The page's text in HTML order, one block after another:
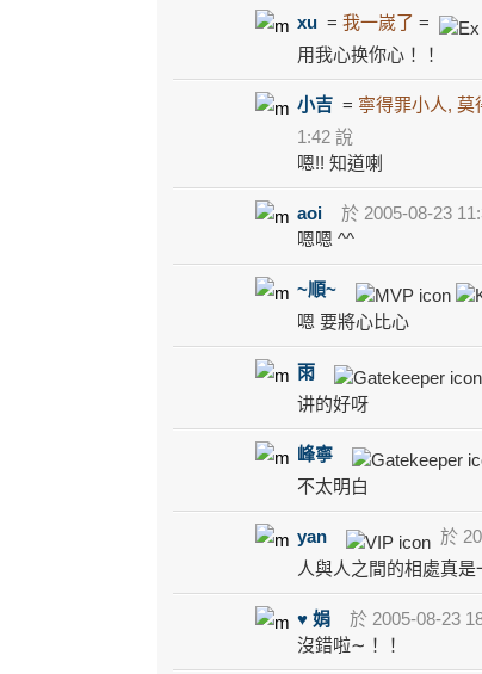
xu = 我一嵗了 =
用我心换你心！！
小吉 = 寧得罪小人, 莫
1:42 說
嗯!! 知道喇
aoi
於 2005-08-23
嗯嗯 ^^
~順~
嗯 要將心比心
雨
讲的好呀
峰寧
不太明白
yan
於
人與人之間的相處真
♥ 娟
於 2005-08-23
沒錯啦∼！！